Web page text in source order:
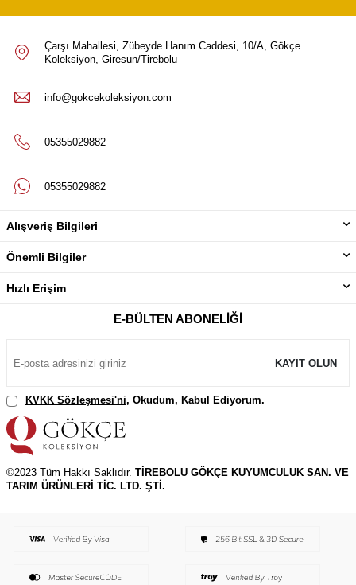
Çarşı Mahallesi, Zübeyde Hanım Caddesi, 10/A, Gökçe
Koleksiyon, Giresun/Tirebolu
info@gokcekoleksiyon.com
05355029882
05355029882
Alışveriş Bilgileri
Önemli Bilgiler
Hızlı Erişim
E-BÜLTEN ABONELIĞI
KAYIT OLUN
KVKK Sözleşmesi'ni, Okudum, Kabul Ediyorum.
©2023 Tüm Hakkı Saklıdır. TİREBOLU GÖKÇE KUYUMCULUK SAN. VE
TARIM ÜRÜNLERİ TİC. LTD. ŞTİ.